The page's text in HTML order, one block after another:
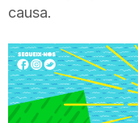
d
e
causa.